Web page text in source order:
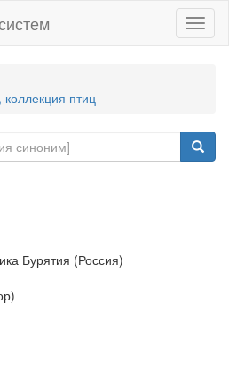
коллекция птиц
Бурятия (Россия)